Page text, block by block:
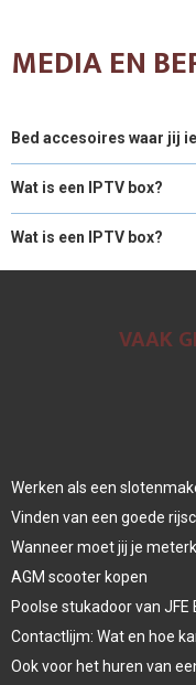
MEDIA EN
Bed accesoires waar jij
Wat is een IPTV box?
Wat is een IPTV box?
VAAK
Werken als een
Vinden van een goede
Wanneer moet jij je
AGM scooter kopen
Poolse stukadoor van JFE
Contactlijm: Wat en hoe
Ook voor het huren van